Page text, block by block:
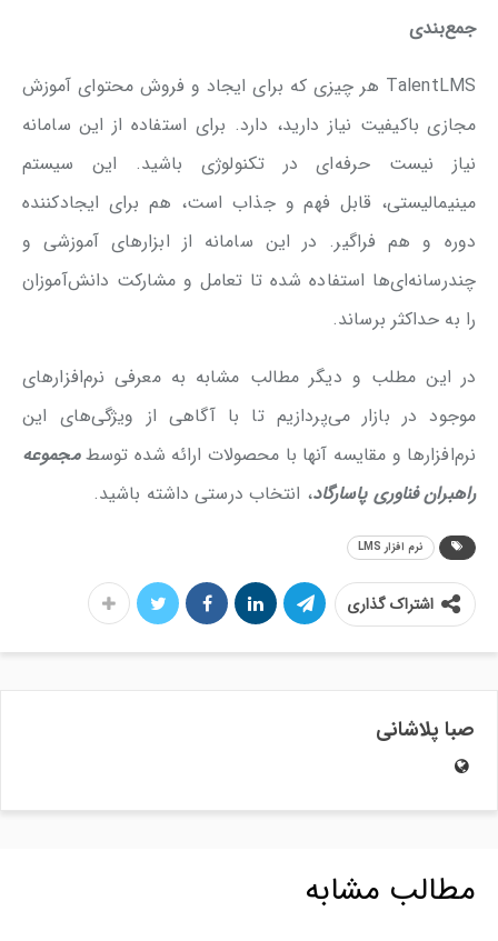
جمع‌بندی
TalentLMS هر چیزی که برای ایجاد و فروش محتوای آموزش
مجازی باکیفیت نیاز دارید، دارد. برای استفاده از این سامانه
نیاز نیست حرفه‌ای در تکنولوژی باشید. این سیستم
مینیمالیستی، قابل فهم و جذاب است، هم برای ایجادکننده
دوره و هم فراگیر. در این سامانه از ابزارهای آموزشی و
چندرسانه‌ای‌ها استفاده شده تا تعامل و مشارکت دانش‌آموزان
را به حداکثر برساند.
در این مطلب و دیگر مطالب مشابه به معرفی نرم‌افزارهای
موجود در بازار می‌پردازیم تا با آگاهی از ویژگی‌های این
نرم‌افزارها و مقایسه آنها با محصولات ارائه شده توسطمجموعه
راهبران فناوری پاسارگاد، انتخاب درستی داشته باشید.
نرم‌ افزار LMS
اشتراک گذاری
صبا پلاشانی
مطالب مشابه